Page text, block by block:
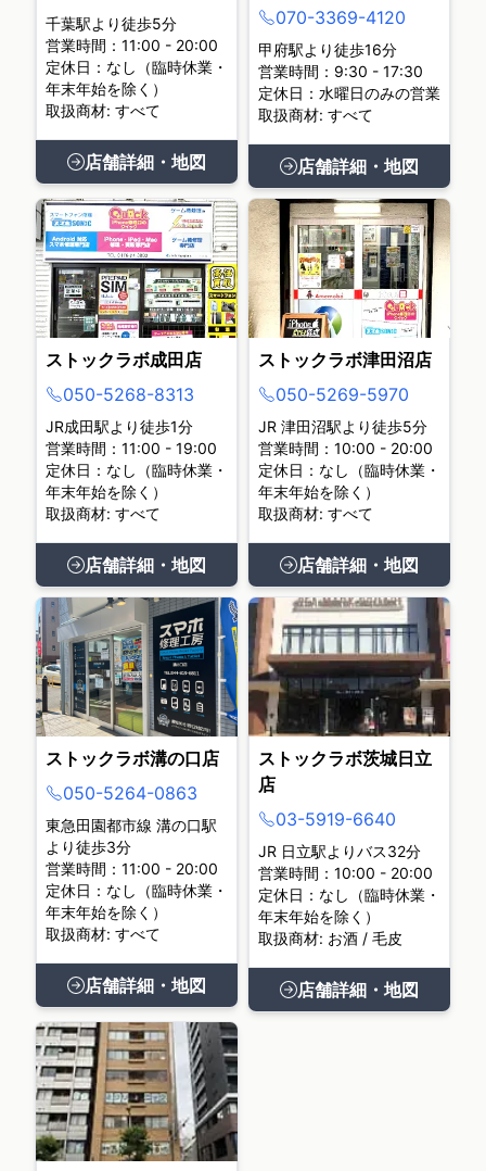
千葉駅より徒歩5分
営業時間：11:00 - 20:00
定休日：なし（臨時休業・
年末年始を除く）
取扱商材: すべて
店舗詳細・地図
070-3369-4120
甲府駅より徒歩16分
営業時間：9:30 - 17:30
定休日：水曜日のみの営業
取扱商材: すべて
店舗詳細・地図
ストックラボ成田店
050-5268-8313
JR成田駅より徒歩1分
営業時間：11:00 - 19:00
定休日：なし（臨時休業・
年末年始を除く）
取扱商材: すべて
店舗詳細・地図
ストックラボ津田沼店
050-5269-5970
JR 津田沼駅より徒歩5分
営業時間：10:00 - 20:00
定休日：なし（臨時休業・
年末年始を除く）
取扱商材: すべて
店舗詳細・地図
ストックラボ溝の口店
050-5264-0863
東急田園都市線 溝の口駅
より徒歩3分
営業時間：11:00 - 20:00
定休日：なし（臨時休業・
年末年始を除く）
取扱商材: すべて
店舗詳細・地図
ストックラボ茨城日立
店
03-5919-6640
JR 日立駅よりバス32分
営業時間：10:00 - 20:00
定休日：なし（臨時休業・
年末年始を除く）
取扱商材: お酒 / 毛皮
店舗詳細・地図